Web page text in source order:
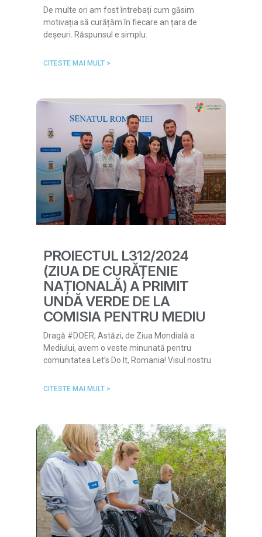
De multe ori am fost întrebați cum găsim
motivația să curățăm în fiecare an țara de
deșeuri. Răspunsul e simplu:
CITESTE MAI MULT >
PROIECTUL L312/2024
(ZIUA DE CURĂȚENIE
NAȚIONALĂ) A PRIMIT
UNDĂ VERDE DE LA
COMISIA PENTRU MEDIU
Dragă #DOER, Astăzi, de Ziua Mondială a
Mediului, avem o veste minunată pentru
comunitatea Let’s Do It, Romania! Visul nostru
CITESTE MAI MULT >